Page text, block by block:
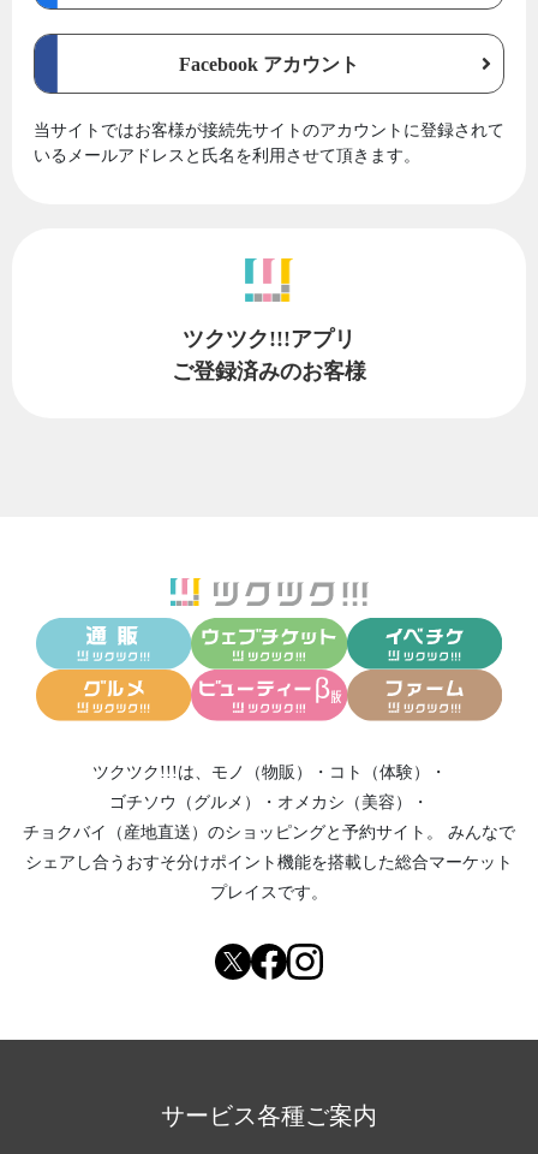
Facebook アカウント
当サイトではお客様が接続先サイトのアカウントに登録されて
いるメールアドレスと氏名を利用させて頂きます。
ツクツク!!!アプリ
ご登録済みのお客様
ツクツク!!!は、 モノ（物販） ・ コト（体験）
・
ゴチソウ（グルメ）
・ オメカシ（美容）
・
チョクバイ（産地直送） のショッピングと予約サイト。
みんなで
シェアし合う おすそ分けポイント機能を搭載した総合マーケット
プレイスです。
サービス各種ご案内